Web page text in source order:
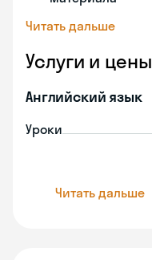
Читать дальше
Услуги и цены
Английский язык
Уроки
Читать дальше